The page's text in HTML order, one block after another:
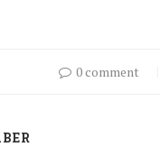
0 comment